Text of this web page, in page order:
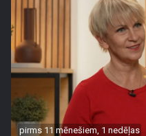
pirms 11 mēnešiem, 1 nedēļas